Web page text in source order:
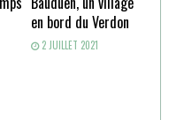
en bord du Verdon
2 JUILLET 2021